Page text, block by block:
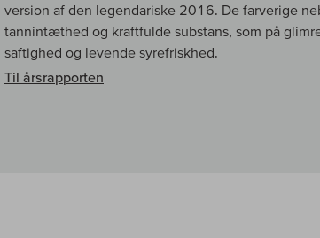
version af den legendariske 2016. De farverige
tannintæthed og kraftfulde substans, som på
saftighed og levende syrefriskhed.
Til årsrapporten